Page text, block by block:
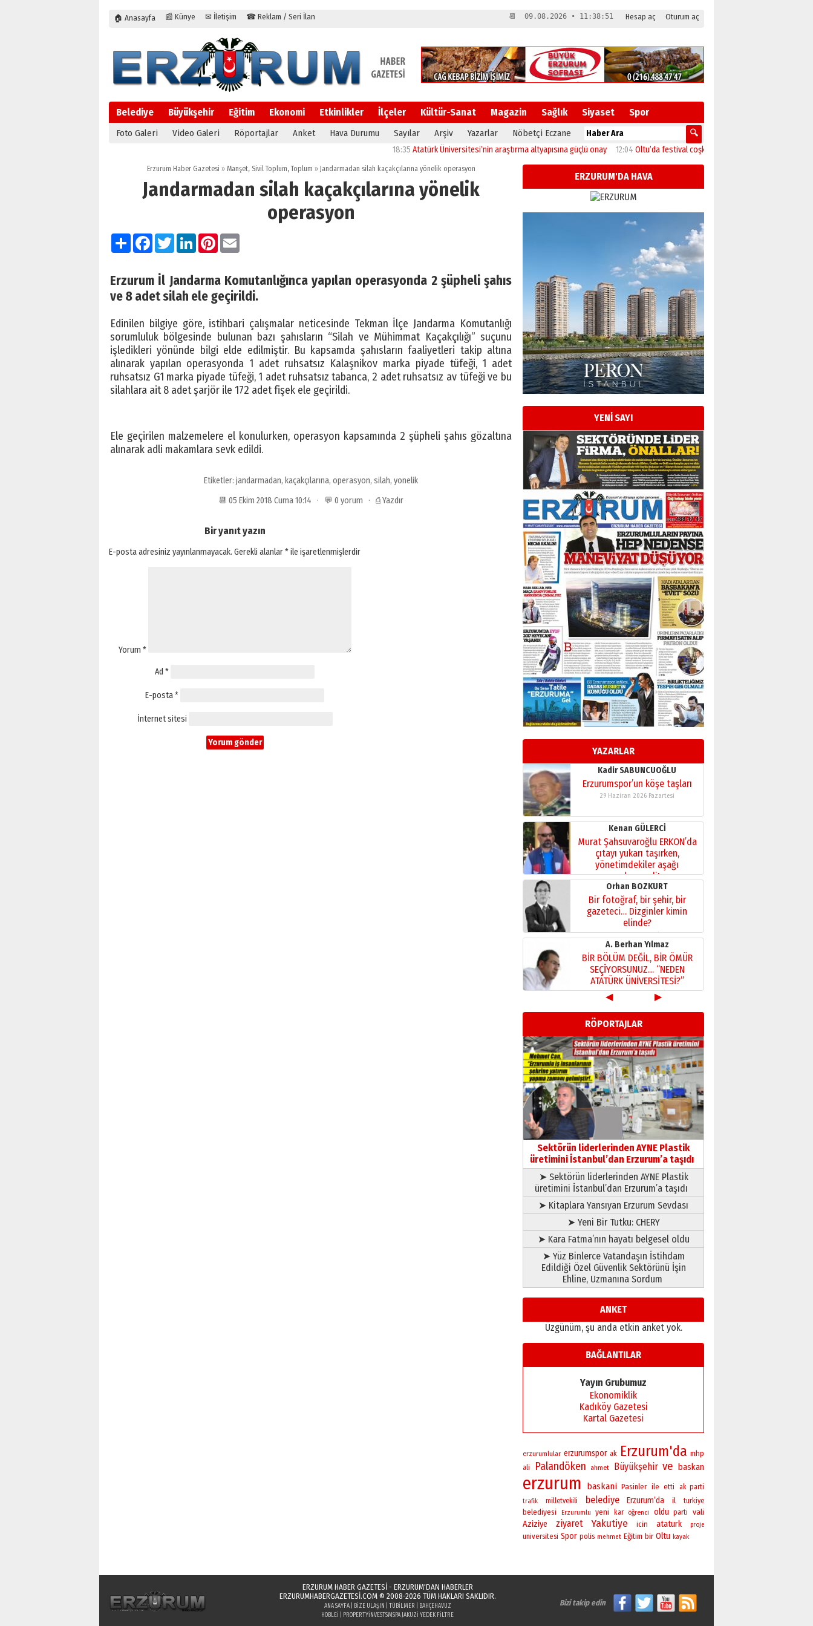
🏠 Anasayfa 📰 Künye ✉ İletişim ☎ Reklam / Seri İlan Hesap aç Oturum aç
📆 09.08.2026 • 11:38:52
Belediye Büyükşehir Eğitim Ekonomi Etkinlikler İlçeler Kültür-Sanat Magazin Sağlık Siyaset Spor
Foto Galeri Video Galeri Röportajlar Anket Hava Durumu Sayılar Arşiv Yazarlar Nöbetçi Eczane
Atatürk Üniversitesi’nin araştırma altyapısına güçlü onay 12:04 Oltu’da festival coşkusu konserle zirveye ulaştı
Erzurum Haber Gazetesi » Manşet, Sivil Toplum,Toplum »Jandarmadan silah kaçakçılarına yönelik operasyon
Jandarmadan silah kaçakçılarına yönelik
operasyon
PaylaşFacebook
TwitterLinkedInPinterest
Erzurum İl Jandarma Komutanlığınca yapılan operasyonda 2 şüpheli şahıs
ve 8 adet silah ele geçirildi.
Edinilen bilgiye göre, istihbari çalışmalar neticesinde Tekman İlçe Jandarma Komutanlığı
sorumluluk bölgesinde bulunan bazı şahısların “Silah ve Mühimmat Kaçakçılığı” suçunu
işledikleri yönünde bilgi elde edilmiştir. Bu kapsamda şahısların faaliyetleri takip altına
alınarak yapılan operasyonda 1 adet ruhsatsız Kalaşnikov marka piyade tüfeği, 1 adet
ruhsatsız G1 marka piyade tüfeği, 1 adet ruhsatsız tabanca, 2 adet ruhsatsız av tüfeği ve bu
silahlara ait 8 adet şarjör ile 172 adet fişek ele geçirildi.
Ele geçirilen malzemelere el konulurken, operasyon kapsamında 2 şüpheli şahıs gözaltına
alınarak adli makamlara sevk edildi.
Etiketler: jandarmadan, kaçakçılarına, operasyon, silah, yonelik
📆 05 Ekim 2018 Cuma 10:14 · 💬 0 yorum · ⎙ Yazdır
Bir yanıt yazın
E-posta adresiniz yayınlanmayacak. Gerekli alanlar*ile işaretlenmişlerdir
Yorum *
Ad *
E-posta*
İnternet sitesi
ERZURUM'DA HAVA
YENİ SAYI
YAZARLAR
Esat BİNDESEN
Başkan Sekmen’den Erzurum’a
bir vizyon proje daha!
02 Ağustos 2026 Pazar
Kadir SABUNCUOĞLU
Erzurumspor’un köşe taşları
29 Haziran 2026 Pazartesi
Kenan GÜLERCİ
Murat Şahsuvaroğlu ERKON’da
çıtayı yukarı taşırken,
yönetimdekiler aşağı
çekmemeli!
17 Şubat 2026 SalıOrhan BOZKURT
Bir fotoğraf, bir şehir, bir
gazeteci… Dizginler kimin
elinde?
31 Mart 2026 Salı
A. Berhan Yılmaz
BİR BÖLÜM DEĞİL, BİR ÖMÜR
SEÇİYORSUNUZ… “NEDEN
ATATÜRK ÜNİVERSİTESİ?”
28 Temmuz 2026 Salı
Ahmet Gökhan YAZICI
Ahmed Yesevi’den bir
Alperen… ”Reisimiz” idi…
Hakka yürüdü.!
26 Mart 2026 Perşembe
Cem Bakırcı
Ardında bıraktığı hatıralarıyla
gönül adamı Faruk Terzioğlu!
13 Mayıs 2026 Çarşamba
Esat BİNDESEN
Başkan Sekmen’den Erzurum’a
bir vizyon proje daha!
02 Ağustos 2026 Pazar
Kadir SABUNCUOĞLU
Erzurumspor’un köşe taşları
29 Haziran 2026 Pazartesi
Kenan GÜLERCİ
Murat Şahsuvaroğlu ERKON’da
çıtayı yukarı taşırken,
yönetimdekiler aşağı
çekmemeli!
17 Şubat 2026 SalıOrhan BOZKURT
Bir fotoğraf, bir şehir, bir
gazeteci… Dizginler kimin
elinde?
31 Mart 2026 Salı
A. Berhan Yılmaz
BİR BÖLÜM DEĞİL, BİR ÖMÜR
SEÇİYORSUNUZ… “NEDEN
ATATÜRK ÜNİVERSİTESİ?”
28 Temmuz 2026 Salı
Ahmet Gökhan YAZICI
Ahmed Yesevi’den bir
Alperen… ”Reisimiz” idi…
Hakka yürüdü.!
26 Mart 2026 Perşembe
Cem Bakırcı
Ardında bıraktığı hatıralarıyla
gönül adamı Faruk Terzioğlu!
13 Mayıs 2026 Çarşamba
Esat BİNDESEN
Başkan Sekmen’den Erzurum’a
bir vizyon proje daha!
02 Ağustos 2026 Pazar
◀ ▶
RÖPORTAJLAR
Sektörün liderlerinden AYNE Plastik
üretimini İstanbul’dan Erzurum’a taşıdı
➤ Sektörün liderlerinden AYNE Plastik
üretimini İstanbul’dan Erzurum’a taşıdı
➤ Kitaplara Yansıyan Erzurum Sevdası
➤ Yeni Bir Tutku: CHERY
➤ Kara Fatma’nın hayatı belgesel oldu
➤ Yüz Binlerce Vatandaşın İstihdam
Edildiği Özel Güvenlik Sektörünü İşin
Ehline, Uzmanına Sordum
ANKET
Üzgünüm, şu anda etkin anket yok.
BAĞLANTILAR
Yayın Grubumuz
Ekonomiklik
Kadıköy Gazetesi
Kartal Gazetesi
erzurumlular erzurumspor ak Erzurum'da mhp
ali Palandöken ahmet Büyükşehir ve baskan
erzurum baskani Pasinler ile etti ak parti
trafik milletvekili belediye Erzurum’da il turkiye
belediyesi Erzurumlu yeni kar öğrenci oldu parti
vali
Aziziye
ziyaret Yakutiye icin ataturk proje
universitesi Spor polis mehmet Eğitim bir Oltu kayak
ERZURUM HABER GAZETESİ - ERZURUM'DAN HABERLER
ERZURUMHABERGAZETESI.COM© 2008-2026 TÜM HAKLARI SAKLIDIR.
ANA SAYFA| BIZE ULAŞIN TÜBILMER
BAHÇEHAVUZ
HOBLEI
PROPERTYINVESTSMSPA JAKUZI YEDEK FILTRE
Bizi takip edin